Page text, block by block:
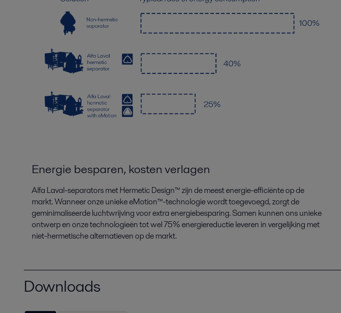
Energie besparen, kosten verlagen
Alfa Laval-separators met Hermetic Design™zijn de meest energie-efficiënte op de
markt. Wanneer onze unieke eMotion™-technologie wordt toegevoegd, zorgt de
geminimaliseerde luchtwrijving voor extra energiebesparing. Samen kunnen ons unieke
ontwerp en onze technologieën tot wel 75% energiereductie leveren in vergelijking met
niet-hermetische alternatieven op de markt.
Downloads